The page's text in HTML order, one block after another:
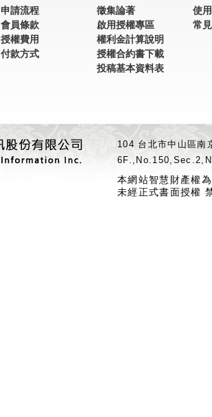
申請流程
會員條款
授權費用
付款方式
徵集論著
啟用授權專區
權利金計算說明
授權合約書下載
投稿基本資料表
使
常
104 台北市中山區
本網站智慧財產權
未經正式書面授權